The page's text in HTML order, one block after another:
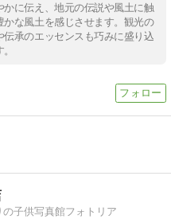
に伝え、地元の伝説や風土に触
な風土を感じさせます。観光の
承のエッセンスも巧みに盛り込
子供写真館フォトリア